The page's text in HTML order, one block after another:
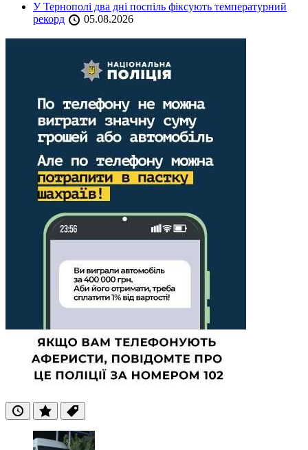
У Тернополі два дні поспіль фіксують температурний
рекорд
05.08.2026
ОстанніПопулярні
Теги